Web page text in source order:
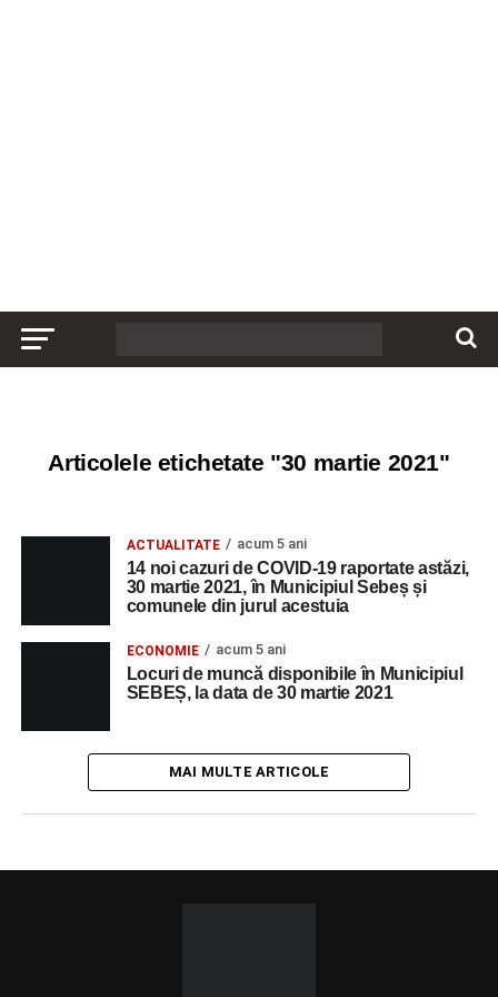
Articolele etichetate "30 martie 2021"
ACTUALITATE acum 5 ani
14 noi cazuri de COVID-19 raportate astăzi,
30 martie 2021, în Municipiul Sebeș și
comunele din jurul acestuia
ECONOMIE acum 5 ani
Locuri de muncă disponibile în Municipiul
SEBEȘ, la data de 30 martie 2021
MAI MULTE ARTICOLE